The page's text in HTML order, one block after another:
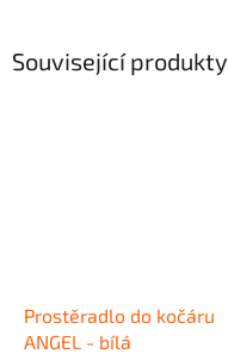
Související produkty
Prostěradlo do kočáru
ANGEL - bílá